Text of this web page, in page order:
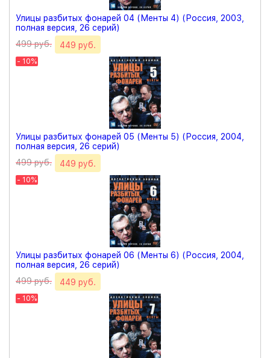
Улицы разбитых фонарей 04 (Менты 4) (Россия, 2003,
полная версия, 26 серий)
499 руб.
449 руб.
- 10%
Улицы разбитых фонарей 05 (Менты 5) (Россия, 2004,
полная версия, 26 серий)
499 руб.
449 руб.
- 10%
Улицы разбитых фонарей 06 (Менты 6) (Россия, 2004,
полная версия, 26 серий)
499 руб.
449 руб.
- 10%